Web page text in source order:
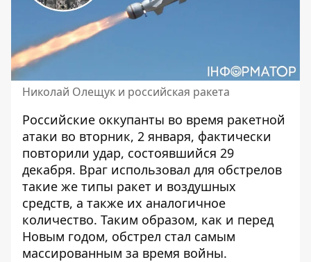
Николай Олещук и российская ракета
Российские оккупанты во время ракетной
атаки во вторник, 2 января, фактически
повторили удар, состоявшийся 29
декабря. Враг использовал для обстрелов
такие же типы ракет и воздушных
средств, а также их аналогичное
количество. Таким образом, как и перед
Новым годом, обстрел стал самым
массированным за время войны.